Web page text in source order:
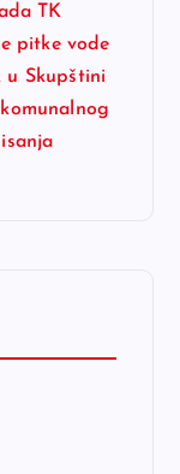
TK
pitke vode
u Skupštini